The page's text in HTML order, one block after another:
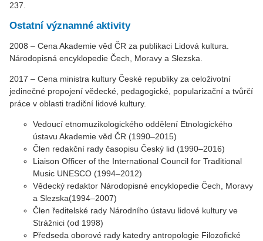
237.
Ostatní významné aktivity
2008 – Cena Akademie věd ČR za publikaci Lidová kultura.
Národopisná encyklopedie Čech, Moravy a Slezska.
2017 – Cena ministra kultury České republiky za celoživotní
jedinečné propojení vědecké, pedagogické, popularizační a tvůrčí
práce v oblasti tradiční lidové kultury.
Vedoucí etnomuzikologického oddělení Etnologického
ústavu Akademie věd ČR (1990–2015)
Člen redakční rady časopisu Český lid (1990–2016)
Liaison Officer of the International Council for Traditional
Music UNESCO (1994–2012)
Vědecký redaktor Národopisné encyklopedie Čech, Moravy
a Slezska(1994–2007)
Člen ředitelské rady Národního ústavu lidové kultury ve
Strážnici (od 1998)
Předseda oborové rady katedry antropologie Filozofické